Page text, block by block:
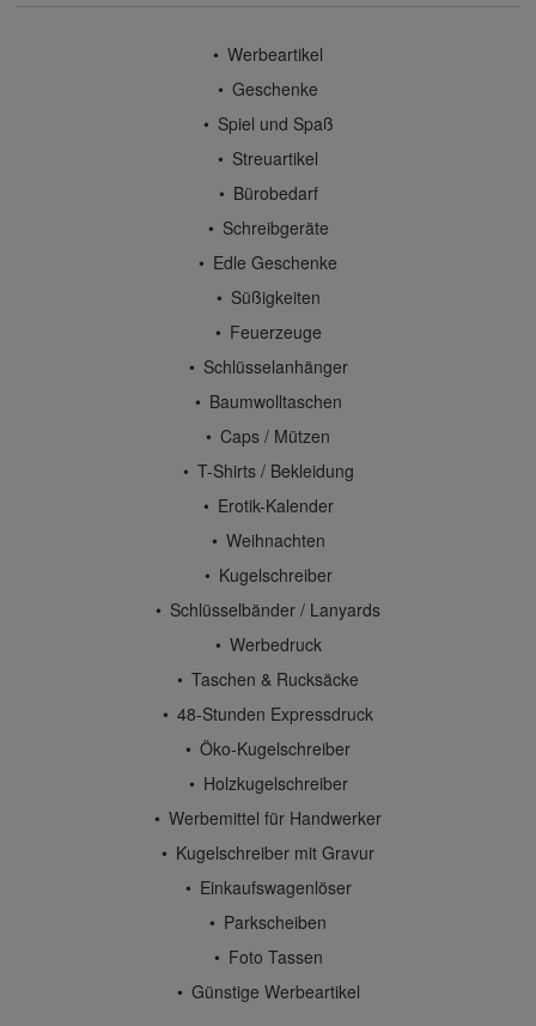
Werbeartikel
Geschenke
Spiel und Spaß
Streuartikel
Bürobedarf
Schreibgeräte
Edle Geschenke
Süßigkeiten
Feuerzeuge
Schlüsselanhänger
Baumwolltaschen
Caps / Mützen
T-Shirts / Bekleidung
Erotik-Kalender
Weihnachten
Kugelschreiber
Schlüsselbänder / Lanyards
Werbedruck
Taschen & Rucksäcke
48-Stunden Expressdruck
Öko-Kugelschreiber
Holzkugelschreiber
Werbemittel für Handwerker
Kugelschreiber mit Gravur
Einkaufswagenlöser
Parkscheiben
Foto Tassen
Günstige Werbeartikel